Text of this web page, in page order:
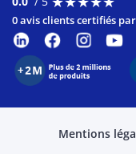
0 avis clients certifiés par
Mentions